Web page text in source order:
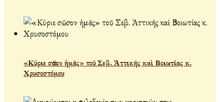
«Κύριε σῶσον ἡμᾶς» τοῦ Σεβ. Ἀττικῆς καὶ Βοιωτίας κ.
Χρυσοστόμου